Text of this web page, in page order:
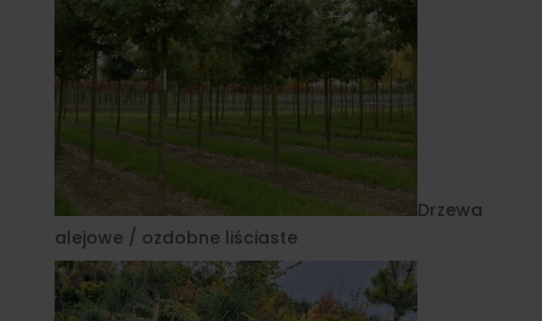
Drzewa
alejowe / ozdobne liściaste